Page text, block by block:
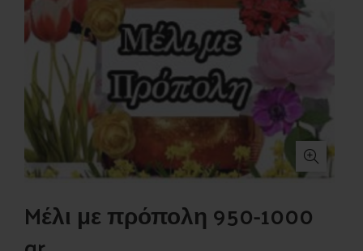
Mέλι με πρόπολη 950-1000